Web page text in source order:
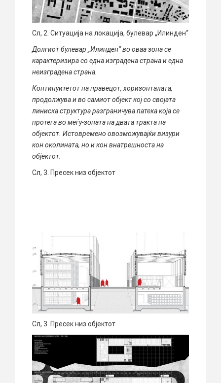
Сл, 2. Ситуација на локација, булевар „Илинден“
Долгиот булевар „Илинден“ во оваа зона се
карактеризира со една изградена страна и една
неизградена страна.
Континуитетот на правецот, хоризонталата,
продолжува и во самиот објект кој со својата
линиска структура разграничува патека која се
протега во меѓу-зоната на двата тракта на
објектот. Истовремено овозможувајќи визури
кон околината, но и кон внатрешноста на
објектот.
Сл, 3. Пресек низ објектот
Сл, 3. Пресек низ објектот